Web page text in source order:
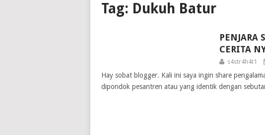
Tag: Dukuh Batur
PENJARA
CERITA
s4str4h4t1
Hay sobat blogger. Kali ini saya ingin share
dipondok pesantren atau yang identik dengan